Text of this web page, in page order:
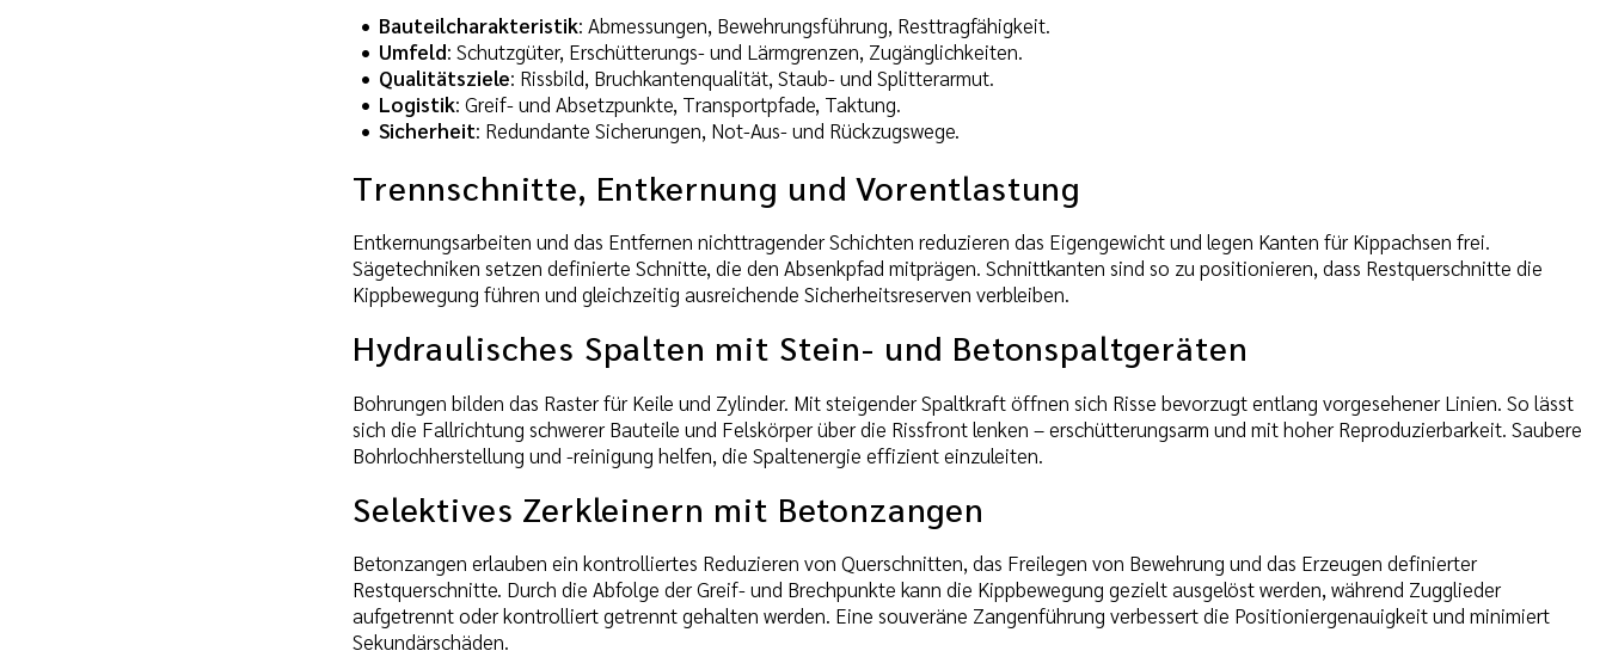
Bauteilcharakteristik: Abmessungen, Bewehrungsführung, Resttragfähigkeit.
Umfeld: Schutzgüter, Erschütterungs- und Lärmgrenzen, Zugänglichkeiten.
Qualitätsziele: Rissbild, Bruchkantenqualität, Staub- und Splitterarmut.
Logistik: Greif- und Absetzpunkte, Transportpfade, Taktung.
Sicherheit: Redundante Sicherungen, Not-Aus- und Rückzugswege.
Trennschnitte, Entkernung und Vorentlastung
Entkernungsarbeiten und das Entfernen nichttragender Schichten reduzieren das Eigengewicht und legen Kanten für Kippachsen frei.
Sägetechniken setzen definierte Schnitte, die den Absenkpfad mitprägen. Schnittkanten sind so zu positionieren, dass Restquerschnitte die
Kippbewegung führen und gleichzeitig ausreichende Sicherheitsreserven verbleiben.
Hydraulisches Spalten mit Stein- und Betonspaltgeräten
Bohrungen bilden das Raster für Keile und Zylinder. Mit steigender Spaltkraft öffnen sich Risse bevorzugt entlang vorgesehener Linien. So lässt
sich die Fallrichtung schwerer Bauteile und Felskörper über die Rissfront lenken – erschütterungsarm und mit hoher Reproduzierbarkeit. Saubere
Bohrlochherstellung und -reinigung helfen, die Spaltenergie effizient einzuleiten.
Selektives Zerkleinern mit Betonzangen
Betonzangen erlauben ein kontrolliertes Reduzieren von Querschnitten, das Freilegen von Bewehrung und das Erzeugen definierter
Restquerschnitte. Durch die Abfolge der Greif- und Brechpunkte kann die Kippbewegung gezielt ausgelöst werden, während Zugglieder
aufgetrennt oder kontrolliert getrennt gehalten werden. Eine souveräne Zangenführung verbessert die Positioniergenauigkeit und minimiert
Sekundärschäden.